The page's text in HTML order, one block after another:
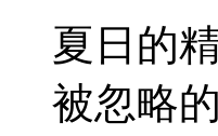
夏日的
被忽略